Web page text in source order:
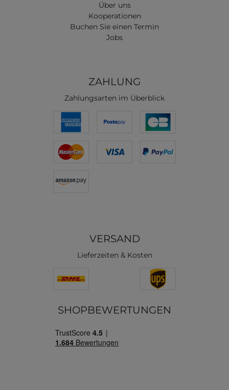
Über uns
Kooperationen
Buchen Sie einen Termin
Jobs
ZAHLUNG
Zahlungsarten im Überblick
VERSAND
Lieferzeiten & Kosten
SHOPBEWERTUNGEN